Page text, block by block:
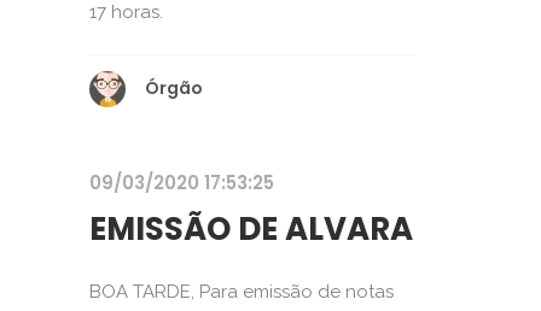
17 horas.
Órgão
09/03/2020 17:53:25
EMISSÃO DE ALVARA
BOA TARDE, Para emissão de notas